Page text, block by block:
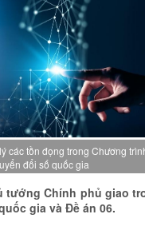
các tồn đọng trong Chương
đổi số quốc gia
tướng Chính phủ giao
gia và Đề án 06.